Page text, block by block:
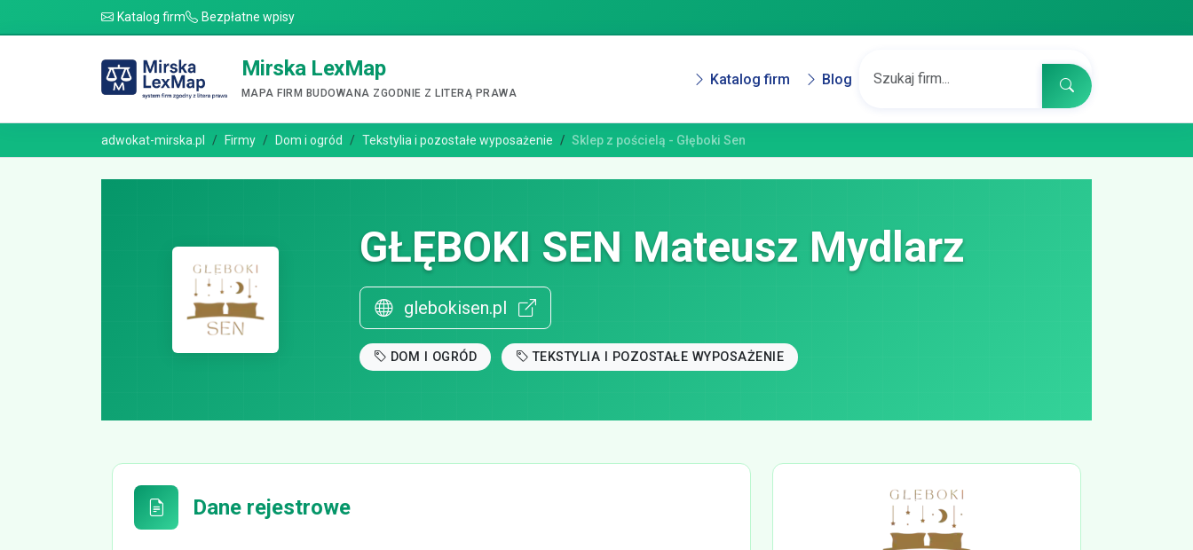
Katalog firm Bezpłatne wpisy
Mirska LexMap
MAPA FIRM BUDOWANA ZGODNIE Z LITERĄ PRAWA
Katalog firm Blog
adwokat-mirska.pl Firmy Dom i ogród Tekstylia i pozostałe wyposażenie Sklep z pościelą - Głęboki Sen
GŁĘBOKI SEN Mateusz Mydlarz
glebokisen.pl
DOM I OGRÓD TEKSTYLIA I POZOSTAŁE WYPOSAŻENIE
Dane rejestrowe